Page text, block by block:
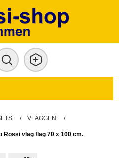
/ VLAGGEN /
Rossi vlag flag 70 x 100 cm.